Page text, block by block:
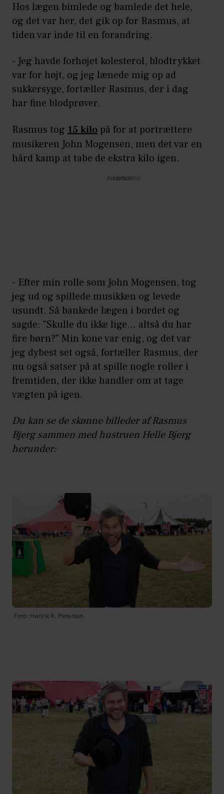
Hos lægen bimlede og bamlede det hele,
og det var her, det gik op for Rasmus, at
tiden var inde til en forandring.
- Jeg havde forhøjet kolesterol, blodtrykket
var for højt, og jeg lænede mig op ad
sukkersyge, fortæller Rasmus, der i dag
har fine blodprøver.
Rasmus tog 15 kilo på for at portrættere
musikeren John Mogensen, men det var en
hård kamp at tabe de ekstra kilo igen.
Annonce
- Efter min rolle som John Mogensen, tog
jeg ud og spillede musikken og levede
usundt. Så bankede lægen i bordet og
sagde: "Skulle du ikke lige... altså du har
fire børn?" Min kone var enig, og det var
jeg dybest set også, fortæller Rasmus, der
nu også satser på at spille nogle roller i
fremtiden, der ikke handler om at tage
vægten på igen.
Du kan se de skønne billeder af Rasmus
Bjerg sammen med hustruen Helle Bjerg
herunder:
Foto: Henrik R. Petersen